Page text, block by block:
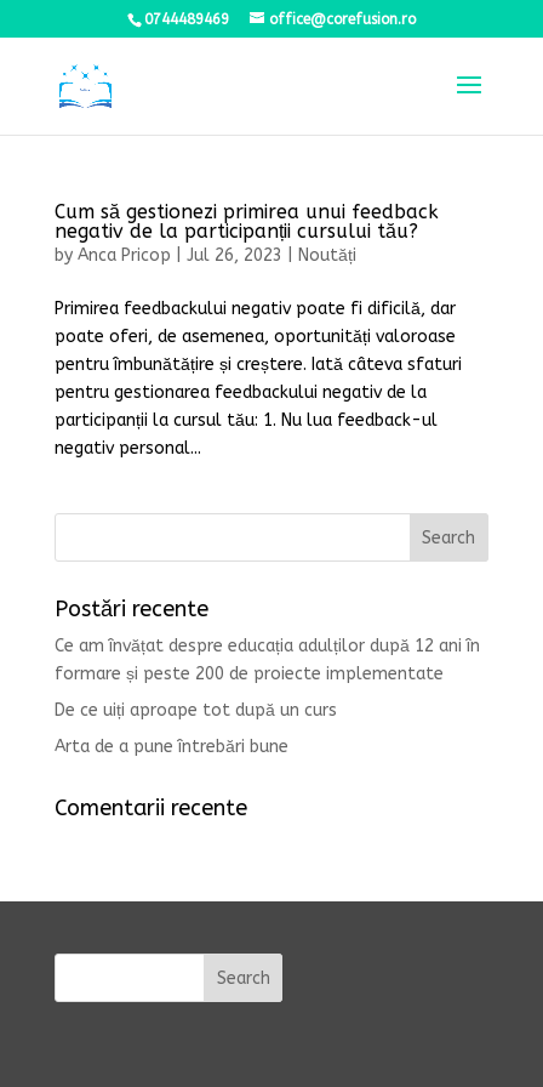
0744489469 office@corefusion.ro
Cum să gestionezi primirea unui feedback
negativ de la participanții cursului tău?
by Anca Pricop Jul 26, 2023 Noutăți
Primirea feedbackului negativ poate fi dificilă, dar
poate oferi, de asemenea, oportunități valoroase
pentru îmbunătățire și creștere. Iată câteva sfaturi
pentru gestionarea feedbackului negativ de la
participanții la cursul tău: 1. Nu lua feedback-ul
negativ personal...
Postări recente
Ce am învățat despre educația adulților după 12 ani în
formare și peste 200 de proiecte implementate
De ce uiți aproape tot după un curs
Arta de a pune întrebări bune
Comentarii recente